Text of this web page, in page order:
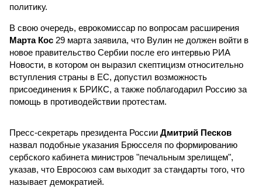
политику.
В свою очередь, еврокомиссар по вопросам расширения
Марта Кос 29 марта заявила, что Вулин не должен войти в
новое правительство Сербии после его интервью РИА
Новости, в котором он выразил скептицизм относительно
вступления страны в ЕС, допустил возможность
присоединения к БРИКС, а также поблагодарил Россию за
помощь в противодействии протестам.
Пресс-секретарь президента России Дмитрий Песков
назвал подобные указания Брюсселя по формированию
сербского кабинета министров "печальным зрелищем",
указав, что Евросоюз сам выходит за стандарты того, что
называет демократией.